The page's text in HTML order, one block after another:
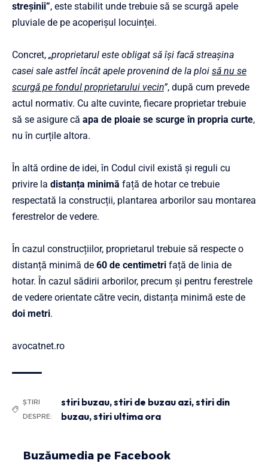
streșinii”, este stabilit unde trebuie să se scurgă apele
pluviale de pe acoperișul locuinței.
Concret, „proprietarul este obligat să își facă streașina
casei sale astfel încât apele provenind de la ploi să nu se
scurgă pe fondul proprietarului vecin”, după cum prevede
actul normativ. Cu alte cuvinte, fiecare proprietar trebuie
să se asigure că apa de ploaie se scurge în propria curte,
nu în curțile altora.
În altă ordine de idei, în Codul civil există și reguli cu
privire la distanța minimă față de hotar ce trebuie
respectată la construcții, plantarea arborilor sau montarea
ferestrelor de vedere.
În cazul construcțiilor, proprietarul trebuie să respecte o
distanță minimă de 60 de centimetri față de linia de
hotar. În cazul sădirii arborilor, precum și pentru ferestrele
de vedere orientate către vecin, distanța minimă este de
doi metri.
avocatnet.ro
ȘTIRI
DESPRE:
stiri buzau,stiri de buzau azi,stiri din
buzau,stiri ultima ora
Buzăumedia pe Facebook